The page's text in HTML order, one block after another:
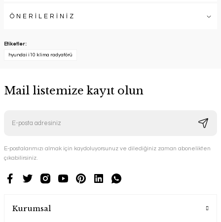
ÖNERİLERİNİZ
Etiketler :
hyundai i10 klima radyatörü
Mail listemize kayıt olun
E-postalarımızı almak için kaydoluyorsunuz ve dilediğiniz zaman abonelikten
çıkabilirsiniz.
Kurumsal